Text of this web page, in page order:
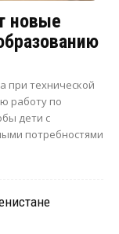
новые
при технической
работу по
дети с
потребностями